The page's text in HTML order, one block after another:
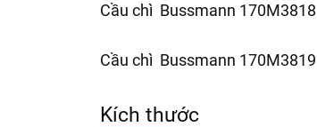
Cầu chì Bussmann 170M3818
Cầu chì Bussmann 170M3819
Kích thước